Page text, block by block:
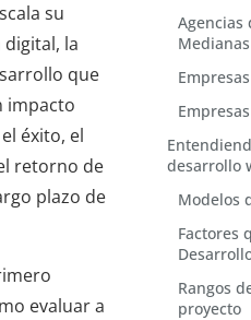
su
la
que
impacto
éxito, el
retorno de
plazo de
evaluar a
Agencias
desarrollo
Modelos
Factores
Rangos
proyecto